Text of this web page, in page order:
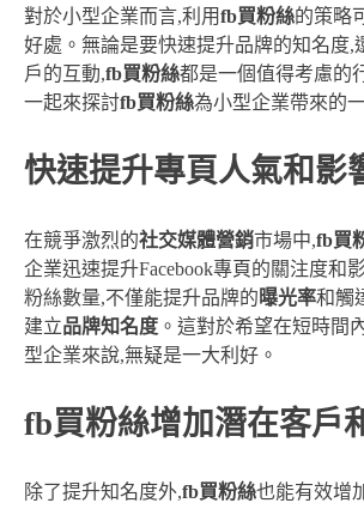
對於小型企業而言,利用fb買粉絲的策略
好處。無論是要快速提升品牌的知名度,
戶的互動,fb買粉絲都是一個值得考慮的
一起來探討fb買粉絲為小型企業帶來的
快速提升專頁人氣和影
在競爭激烈的社交媒體營銷市場中,fb買
企業迅速提升Facebook專頁的關注度和
粉絲數量,不僅能提升品牌的曝光率和觸
建立品牌知名度 。這對於希望在短時間
型企業來說,無疑是一大利好。
fb買粉絲增加潛在客戶
除了提升知名度外,fb買粉絲也能有效增